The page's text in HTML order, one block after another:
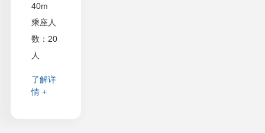
40m
乘座人
数：20
人
了解详
情 +